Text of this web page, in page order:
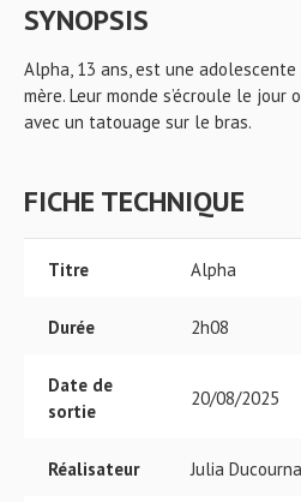
SYNOPSIS
Alpha, 13 ans, est une
mère. Leur monde s’écroule le
avec un tatouage sur le bras.
FICHE TECHNIQUE
Titre Alpha
Durée 2h08
Date de
sortie
20/08/2025
Réalisateur Julia